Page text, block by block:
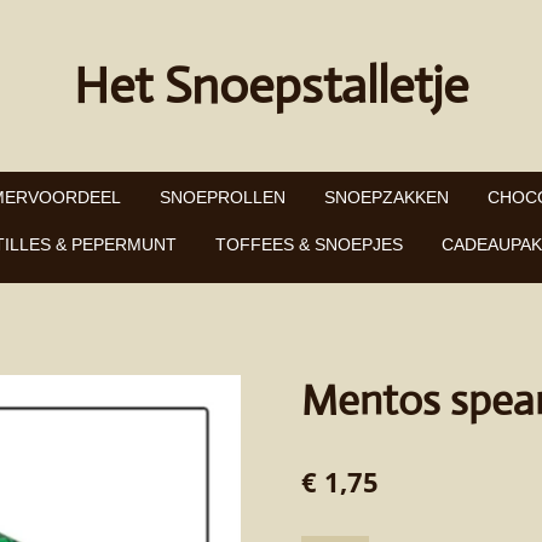
Het Snoepstalletje
SNOEPROLLEN SNOEPZAKKEN
& PEPERMUNT TOFFEES & SNOEPJES
Mentos
€ 1,75